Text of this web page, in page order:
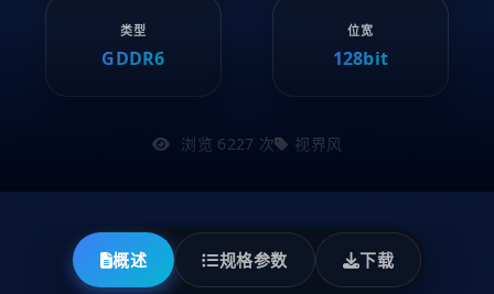
类型
GDDR6
位宽
128bit
浏览 6227 次 视界风
概述 规格参数 下载